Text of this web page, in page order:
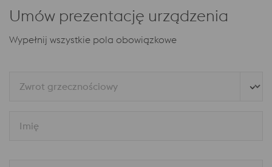
Umów prezentację urządzenia
Wypełnij wszystkie pola obowiązkowe
Zwrot grzecznościowy
Imię